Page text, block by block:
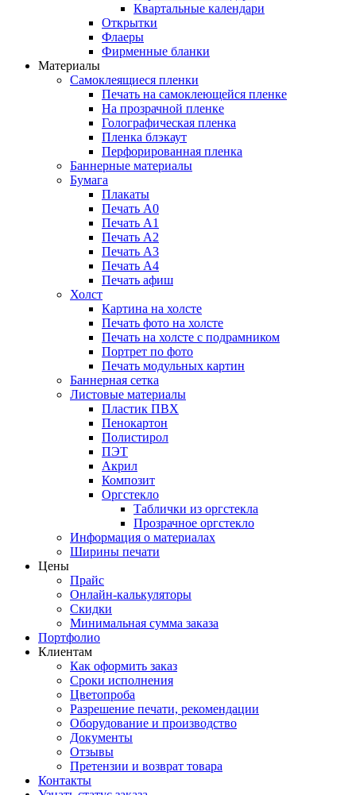
Квартальные календари
Открытки
Флаеры
Фирменные бланки
Материалы
Самоклеящиеся пленки
Печать на самоклеющейся пленке
На прозрачной пленке
Голографическая пленка
Пленка блэкаут
Перфорированная пленка
Баннерные материалы
Бумага
Плакаты
Печать А0
Печать А1
Печать А2
Печать А3
Печать А4
Печать афиш
Холст
Картина на холсте
Печать фото на холсте
Печать на холсте с подрамником
Портрет по фото
Печать модульных картин
Баннерная сетка
Листовые материалы
Пластик ПВХ
Пенокартон
Полистирол
ПЭТ
Акрил
Композит
Оргстекло
Таблички из оргстекла
Прозрачное оргстекло
Информация о материалах
Ширины печати
Цены
Прайс
Онлайн-калькуляторы
Скидки
Минимальная сумма заказа
Портфолио
Клиентам
Как оформить заказ
Сроки исполнения
Цветопроба
Разрешение печати, рекомендации
Оборудование и производство
Документы
Отзывы
Претензии и возврат товара
Контакты